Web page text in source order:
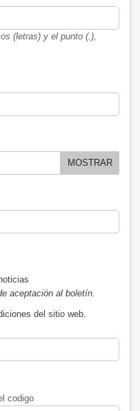
(letras) y el punto (.),
MOSTRAR
aceptación al boletín.
del sitio web.